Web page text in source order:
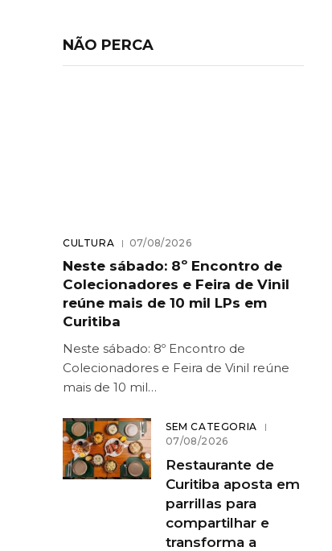
NÃO PERCA
CULTURA 07/08/2026
Neste sábado: 8º Encontro de
Colecionadores e Feira de Vinil
reúne mais de 10 mil LPs em
Curitiba
Neste sábado: 8º Encontro de
Colecionadores e Feira de Vinil reúne
mais de 10 mil…
SEM CATEGORIA
07/08/2026
Restaurante de
Curitiba aposta em
parrillas para
compartilhar e
transforma a